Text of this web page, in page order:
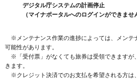
デジタル庁システムの計画停止
（マイナポータルへのログインができませ
※メンテナンス作業の進捗によっては、メンテ
可能性があります。
※「受付票」がなくても旅券は受領できますが
きます。
※クレジット決済でのお支払を希望される方は